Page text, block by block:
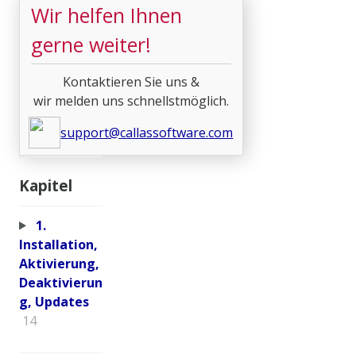
Wir helfen Ihnen
gerne weiter!
Kontaktieren Sie uns &
wir melden uns schnellstmöglich.
support@callassoftware.com
Kapitel
1.
Installation,
Aktivierung,
Deaktivierun
g, Updates
14